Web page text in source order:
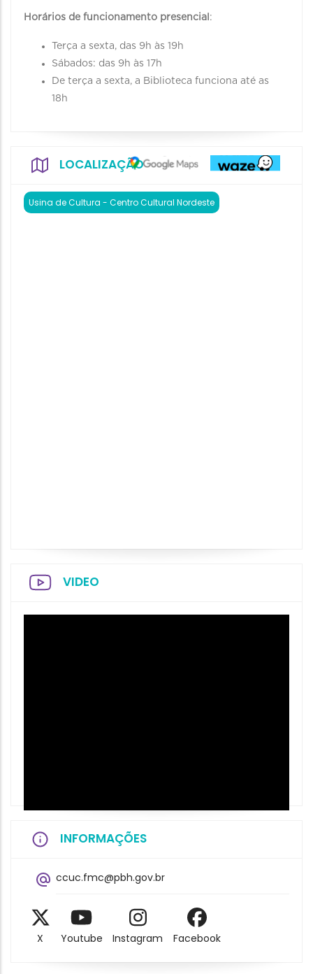
Horários de funcionamento presencial :
Terça a sexta, das 9h às 19h
Sábados: das 9h às 17h
De terça a sexta, a Biblioteca funciona até as
18h
LOCALIZAÇÃO
Usina de Cultura - Centro Cultural Nordeste
VIDEO
INFORMAÇÕES
ccuc.fmc@pbh.gov.br
X Youtube Instagram Facebook